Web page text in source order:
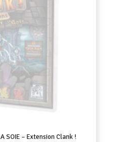
SOIE – Extension Clank !